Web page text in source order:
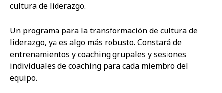
cultura de liderazgo.
Un programa para la transformación de cultura de
liderazgo, ya es algo más robusto. Constará de
entrenamientos y coaching grupales y sesiones
individuales de coaching para cada miembro del
equipo.